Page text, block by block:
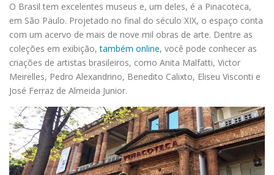
O Brasil tem excelentes museus e, um deles, é a Pinacoteca,
em São Paulo. Projetado no final do século XIX, o espaço conta
com um acervo de mais de nove mil obras de arte. Dentre as
coleções em exibição,também online, você pode conhecer as
criações de artistas brasileiros, como Anita Malfatti, Victor
Meirelles, Pedro Alexandrino, Benedito Calixto, Eliseu Visconti e
José Ferraz de Almeida Junior.